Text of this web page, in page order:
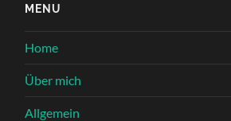
MENU
Home
Über mich
Allgemein